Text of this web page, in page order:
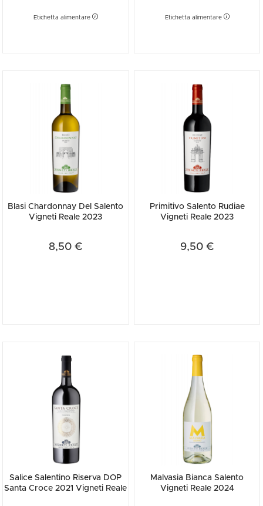
Etichetta alimentare Etichetta alimentare
Blasi Chardonnay Del Salento
Vigneti Reale 2023
8,50 €
Primitivo Salento Rudiae
Vigneti Reale 2023
9,50 €
Salice Salentino Riserva DOP
Santa Croce 2021 Vigneti Reale
Malvasia Bianca Salento
Vigneti Reale 2024